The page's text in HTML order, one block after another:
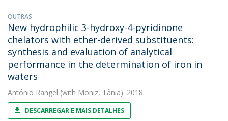
OUTRAS
New hydrophilic 3-hydroxy-4-pyridinone
chelators with ether-derived substituents:
synthesis and evaluation of analytical
performance in the determination of iron in
waters
António Rangel (with Moniz, Tânia). 2018.
DESCARREGAR E MAIS DETALHES